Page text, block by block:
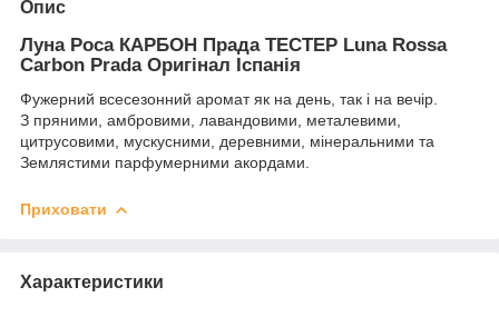
Опис
Луна Роса КАРБОН Прада ТЕСТЕР Luna Rossa
Carbon Prada Оригінал Іспанія
Фужерний всесезонний аромат як на день, так і на вечір.
З пряними, амбровими, лавандовими, металевими,
цитрусовими, мускусними, деревними, мінеральними та
Землястими парфумерними акордами.
Приховати
Характеристики